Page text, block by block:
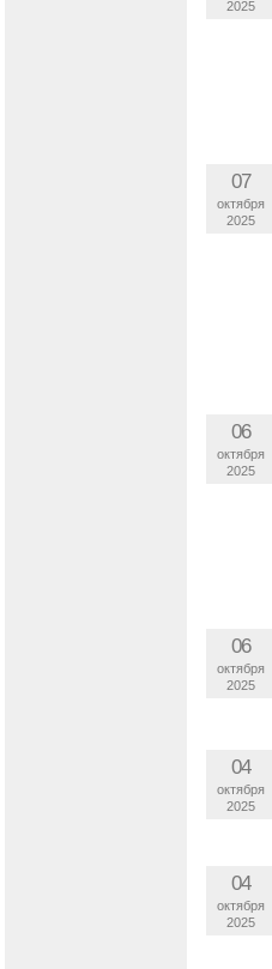
2025
07
октября
2025
06
октября
2025
06
октября
2025
04
октября
2025
04
октября
2025